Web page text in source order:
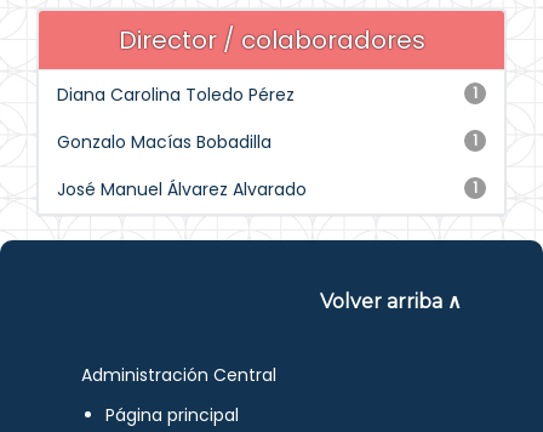
Director / colaboradores
1
Diana Carolina Toledo Pérez
1
Gonzalo Macías Bobadilla
1
José Manuel Álvarez Alvarado
Volver arriba ∧
Administración Central
Página principal